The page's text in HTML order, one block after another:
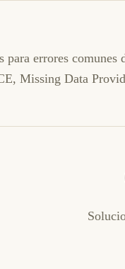
para errores
Missing Data